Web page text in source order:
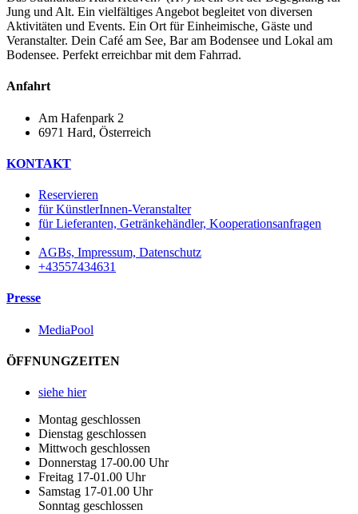
Jung und Alt. Ein vielfältiges Angebot begleitet von diversen
Aktivitäten und Events. Ein Ort für Einheimische, Gäste und
Veranstalter. Dein Café am See, Bar am Bodensee und Lokal am
Bodensee. Perfekt erreichbar mit dem Fahrrad.
Anfahrt
Am Hafenpark 2
6971 Hard, Österreich​
KONTAKT
Reservieren
für KünstlerInnen-Veranstalter
für Lieferanten, Getränkehändler, Kooperationsanfragen
AGBs, Impressum, Datenschutz
+43557434631
Presse
MediaPool
ÖFFNUNGZEITEN
siehe hier
Montag geschlossen
Dienstag geschlossen
Mittwoch geschlossen
Donnerstag 17-00.00 Uhr
Freitag 17-01.00 Uhr
Samstag 17-01.00 Uhr
Sonntag geschlossen